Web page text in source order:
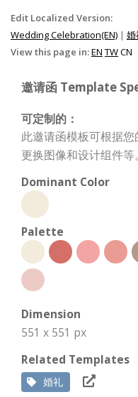
Edit Localized Version:
Wedding Celebration(EN) | 婚
View this page in:EN TWCN
邀请函 Template
可定制的：
此邀请函模板可根据您
更换图像和设计组件等。
Dominant Color
Palette
Dimension
551 x 551 px
Related Templates
婚礼